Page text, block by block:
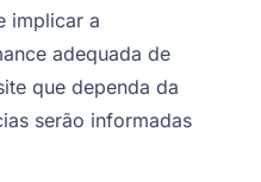
implicar a
adequada de
que dependa da
serão informadas